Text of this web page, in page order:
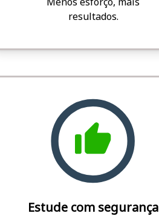
resultados.
Estude com segurança